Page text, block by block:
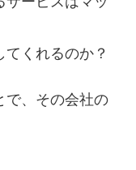
くれるのか？
で、その会社の